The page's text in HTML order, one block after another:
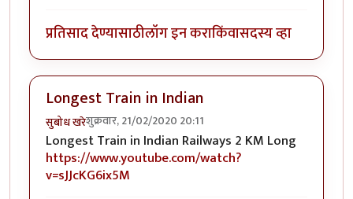
प्रतिसाद देण्यासाठीलॉग इन कराकिंवासदस्य व्हा
Longest Train in Indian
सुबोध खरेशुक्रवार, 21/02/2020 20:11
Longest Train in Indian Railways 2 KM Long
https://www.youtube.com/watch?
v=sJJcKG6ix5M